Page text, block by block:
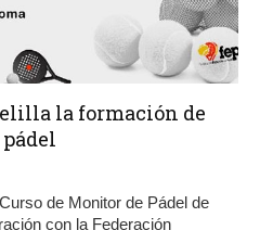
la formación de
de Monitor de Pádel de
con la Federación